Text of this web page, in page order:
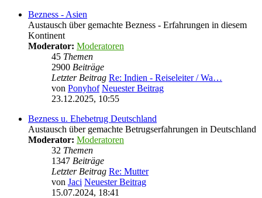
Bezness - Asien
Austausch über gemachte Bezness - Erfahrungen in diesem
Kontinent
Moderator: Moderatoren
45 Themen
2900 Beiträge
Letzter Beitrag Re: Indien - Reiseleiter / Wa…
von Ponyhof Neuester Beitrag
23.12.2025, 10:55
Bezness u. Ehebetrug Deutschland
Austausch über gemachte Betrugserfahrungen in Deutschland
Moderator: Moderatoren
32 Themen
1347 Beiträge
Letzter Beitrag Re: Mutter
von Jaci Neuester Beitrag
15.07.2024, 18:41